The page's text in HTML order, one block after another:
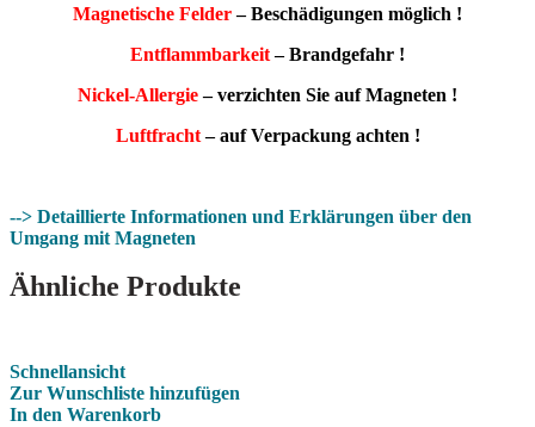
Magnetische Felder– Beschädigungen möglich !
Entflammbarkeit– Brandgefahr !
Nickel-Allergie– verzichten Sie auf Magneten !
Luftfracht– auf Verpackung achten !
--> Detaillierte Informationen und Erklärungen über den
Umgang mit Magneten
Ähnliche Produkte
Schnellansicht
Zur Wunschliste hinzufügen
In den Warenkorb